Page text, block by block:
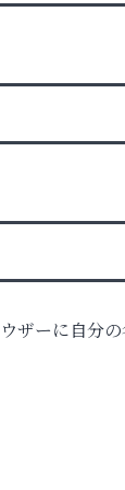
ザーに自分